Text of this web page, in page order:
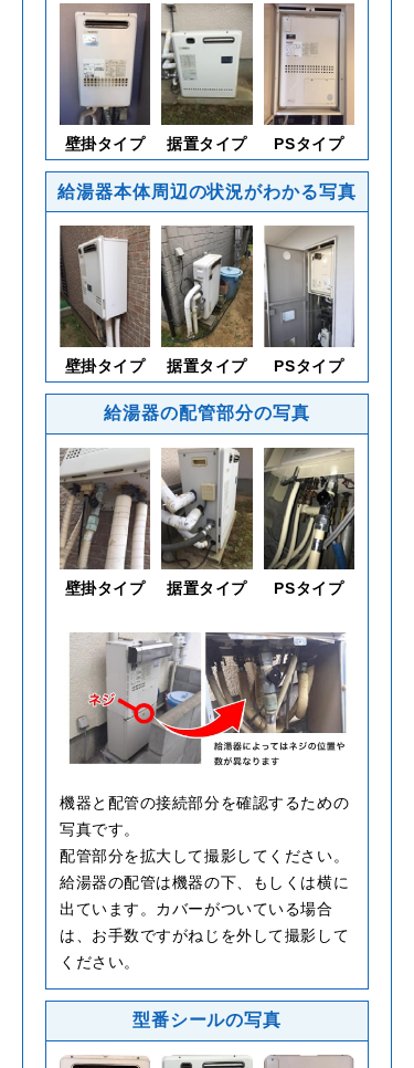
壁掛タイプ 据置タイプ PSタイプ
給湯器本体周辺の状況がわかる写真
壁掛タイプ 据置タイプ PSタイプ
給湯器の配管部分の写真
壁掛タイプ 据置タイプ PSタイプ
機器と配管の接続部分を確認するための
写真です。
配管部分を拡大して撮影してください。
給湯器の配管は機器の下、もしくは横に
出ています。カバーがついている場合
は、お手数ですがねじを外して撮影して
ください。
型番シールの写真